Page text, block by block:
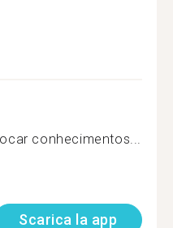
conhecimentos...
Scarica la app